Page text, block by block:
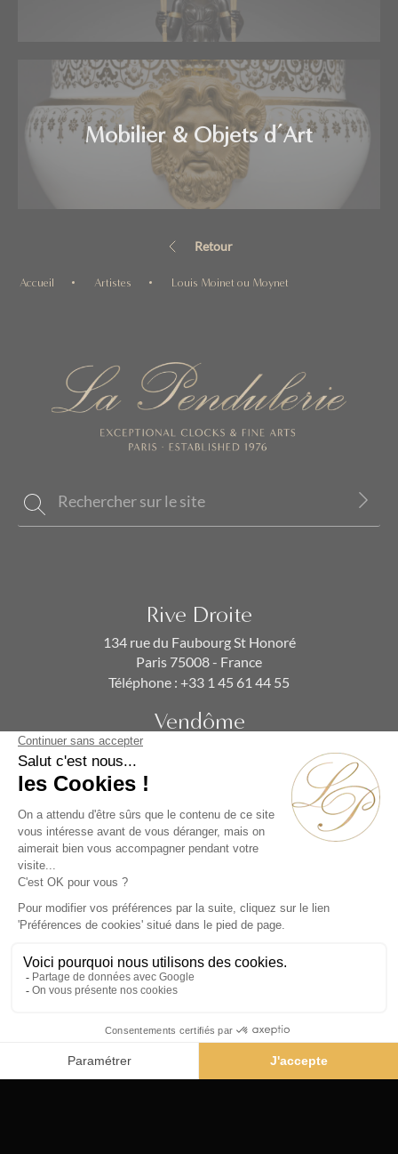
Mobilier & Objets d’Art
Retour
Accueil Artistes Louis Moinet ou Moynet
Rive Droite
134 rue du Faubourg St Honoré
Paris 75008 - France
Téléphone : +33 1 45 61 44 55
Vendôme
Téléphone :
Alternative:
Époques Thématiques
Vidéos
Évènements
Nos Actualités